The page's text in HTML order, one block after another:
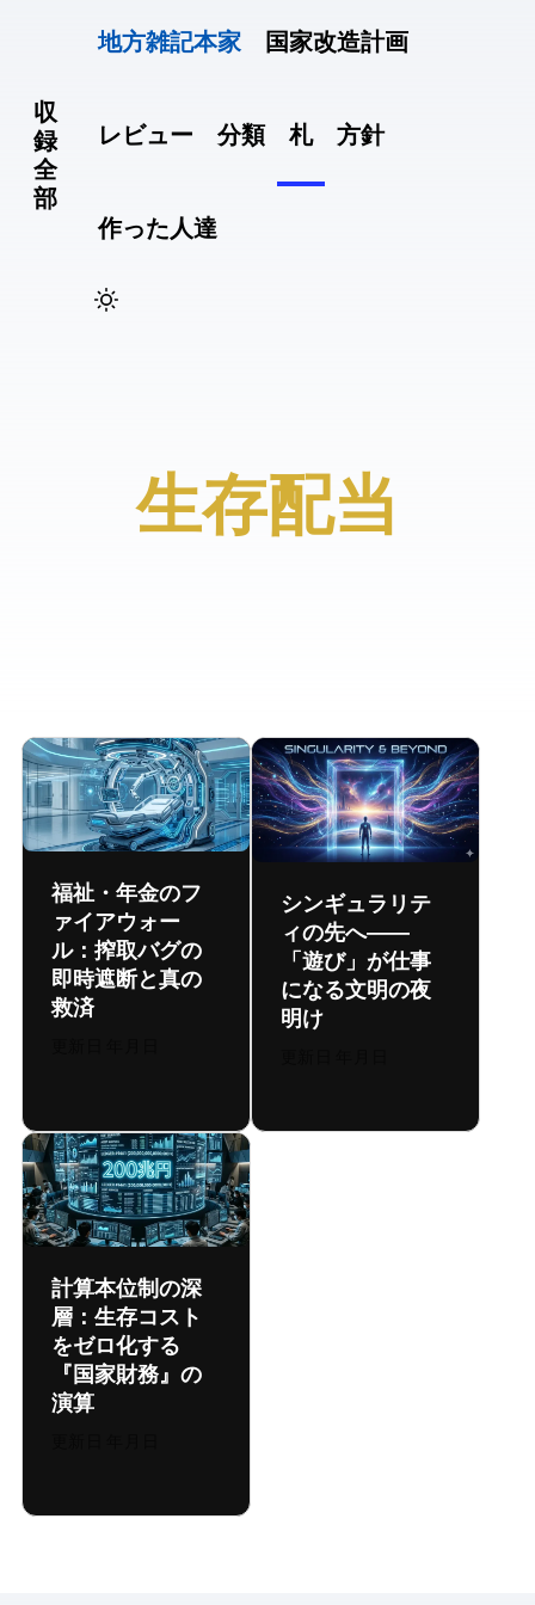
収
録
全
部
地方雑記(本家) 国家改造計画
レビュー 分類 札 方針
作った人達
#生存配当
福祉・年金のフ
ァイアウォー
ル：搾取バグの
即時遮断と真の
救済
シンギュラリテ
ィの先へ ――
「遊び」が仕事
になる文明の夜
明け
計算本位制の深
層：生存コスト
をゼロ化する
『国家財務OS』の
演算